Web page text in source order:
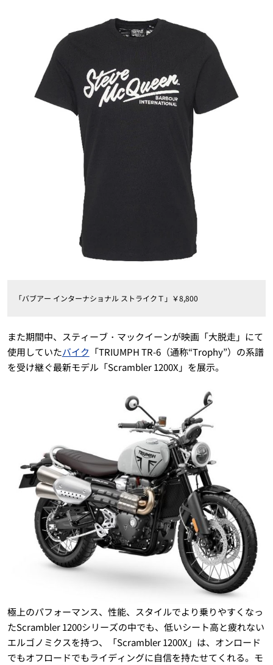
「バブアー インターナショナル ストライクＴ」￥8,800
また期間中、スティーブ・マックイーンが映画「大脱走」にて
使用していたバイク 「TRIUMPH TR-6（通称“Trophy”）の系譜
を受け継ぐ最新モデル「Scrambler 1200X」を展示。
極上のパフォーマンス、性能、スタイルでより乗りやすくなっ
たScrambler 1200シリーズの中でも、低いシート高と疲れない
エルゴノミクスを持つ、「Scrambler 1200X」は、オンロード
でもオフロードでもライディングに自信を持たせてくれる。モ